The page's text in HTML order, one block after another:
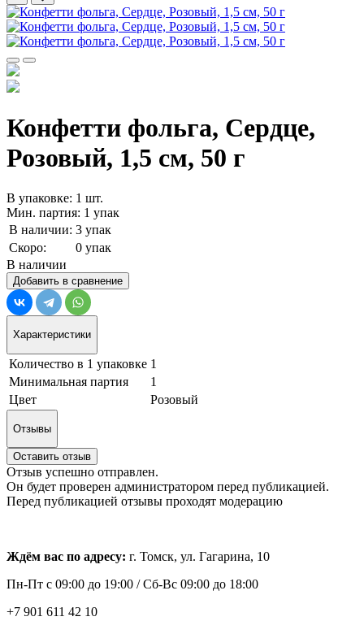
Конфетти фольга, Сердце,
Розовый, 1,5 см, 50 г
В упаковке: 1 шт.
Мин. партия: 1 упак
В наличии: 3 упак
Скоро:
0 упак
В наличии
Добавить в сравнение
Характеристики
Количество в 1 упаковке 1
Минимальная партия
1
Цвет
Розовый
Отзывы
Оставить отзыв
Отзыв успешно отправлен.
Он будет проверен администратором перед публикацией.
Перед публикацией отзывы проходят модерацию
Ждём вас по адресу: г. Томск, ул. Гагарина, 10
Пн-Пт с 09:00 до 19:00 /Сб-Вс 09:00 до 18:00
+7 901 611 42 10